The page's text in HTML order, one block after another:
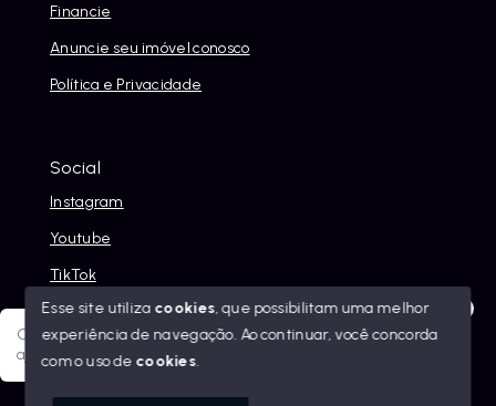
Olá! Sua jornada ao novo imóvel começa aqui. Como posso
ajudar?
Financie
Anuncie seu imóvel conosco
Política e Privacidade
Social
Instagram
Youtube
TikTok
© Copyright 2026 - Alexandre Abreu Imóveis - Todos os
Esse site utiliza cookies, que possibilitam uma melhor
experiência de navegação.Ao continuar, você concorda
com o uso de cookies.